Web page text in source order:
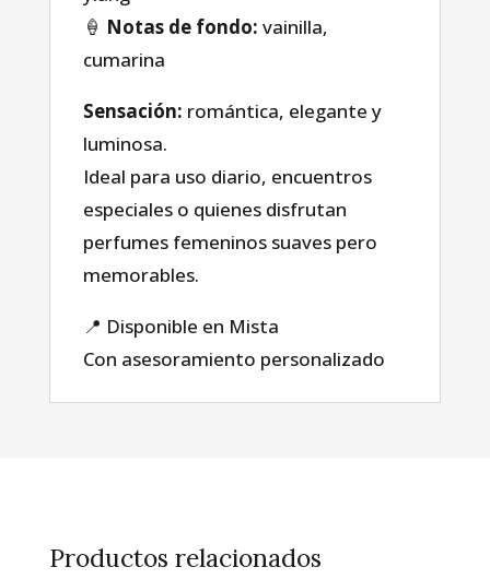
Tienda
sobre nosotros
Blog
🍦 Notas de fondo: vainilla,
cumarina
Sensación: romántica, elegante y
luminosa.
Ideal para uso diario, encuentros
especiales o quienes disfrutan
perfumes femeninos suaves pero
memorables.
📍 Disponible en Mista
Con asesoramiento personalizado
Productos relacionados